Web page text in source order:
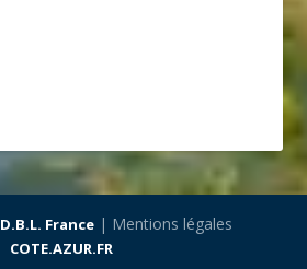
D.B.L. France| Mentions légales
COTE.AZUR.FR